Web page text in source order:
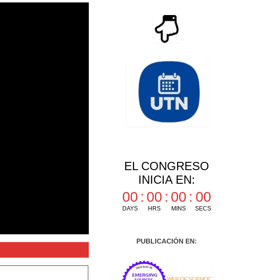
EL CONGRESO
INICIA EN:
00
DAYS
: 00
HRS
: 00
MINS
: 00
SECS
PUBLICACIÓN EN: